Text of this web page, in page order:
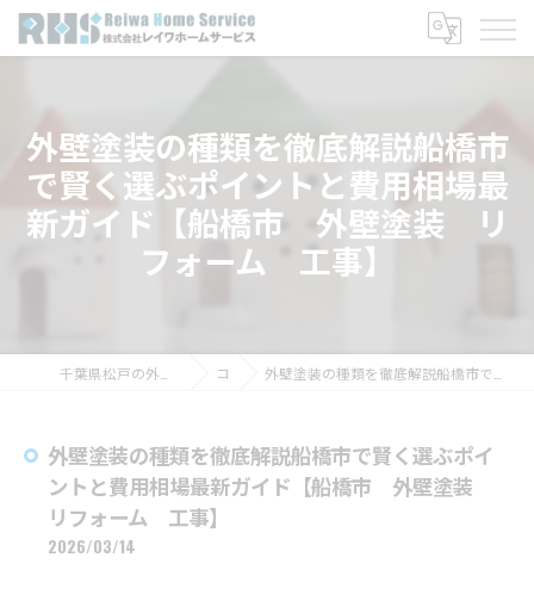
外壁塗装の種類を徹底解説船橋市
で賢く選ぶポイントと費用相場最
新ガイド【船橋市 外壁塗装 リ
フォーム 工事】
コラム 外壁塗装の種類を徹底解説船橋市で賢く選ぶポイントと費用相場最新ガイド【船橋市 外壁塗装 リフォーム 工事】
外壁塗装の種類を徹底解説船橋市で賢く選ぶポイ
ントと費用相場最新ガイド【船橋市 外壁塗装
リフォーム 工事】
2026/03/14